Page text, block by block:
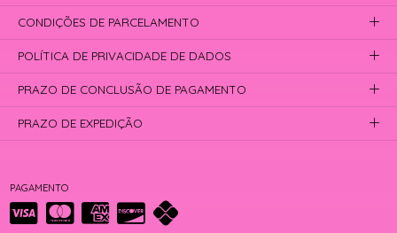
PAGAMENTO
CONDIÇÕES DE PARCELAMENTO
POLÍTICA DE PRIVACIDADE DE DADOS
PRAZO DE CONCLUSÃO DE PAGAMENTO
PRAZO DE EXPEDIÇÃO